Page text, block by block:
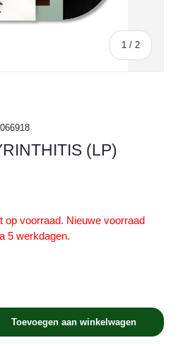
1 / van
2
(LP)
op voorraad. Nieuwe voorraad
5 werkdagen.
hoeveelheid
Toevoegen aan winkelwagen